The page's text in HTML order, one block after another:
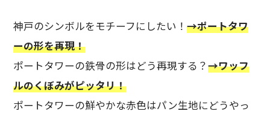
神戸のシンボルをモチーフにしたい！→ポートタワ
ーの形を再現！
ポートタワーの鉄骨の形はどう再現する？→ワッフ
ルのくぼみがピッタリ！
ポートタワーの鮮やかな赤色はパン生地にどうやっ